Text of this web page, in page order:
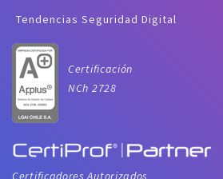
Tendencias Seguridad Digital
Certificación
NCh 2728